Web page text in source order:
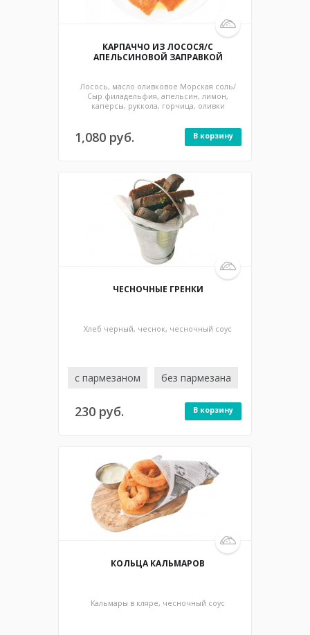
КАРПАЧЧО ИЗ ЛОСОСЯ/С
АПЕЛЬСИНОВОЙ ЗАПРАВКОЙ
Лосось, масло оливковое Морская соль/
Сыр филадельфия, апельсин, лимон,
каперсы, руккола, горчица, оливки
1,080 руб. В корзину
ЧЕСНОЧНЫЕ ГРЕНКИ
Хлеб черный, чеснок, чесночный соус
с пармезаном без пармезана
230 руб. В корзину
КОЛЬЦА КАЛЬМАРОВ
Кальмары в кляре, чесночный соус